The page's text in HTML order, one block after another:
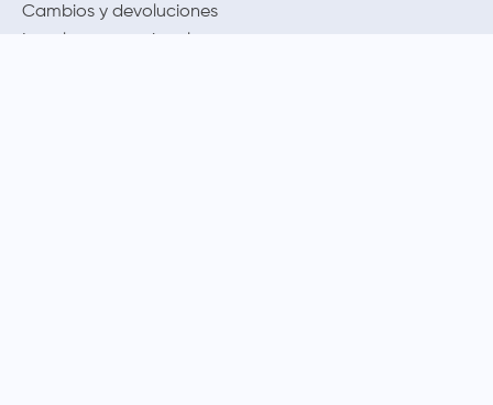
Cambios y devoluciones